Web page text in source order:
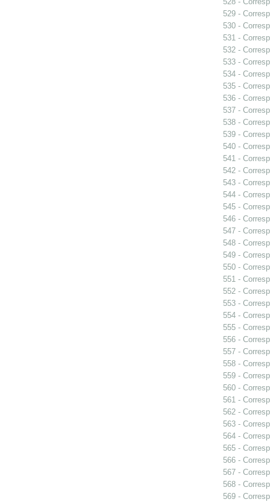
529 -
530 -
531 -
532 -
533 -
534 -
535 -
536 -
537 -
538 -
539 -
540 -
541 -
542 -
543 -
544 -
545 -
546 -
547 -
548 -
549 -
550 -
551 -
552 -
553 -
554 -
555 -
556 -
557 -
558 -
559 -
560 -
561 -
562 -
563 -
564 -
565 -
566 -
567 -
568 -
569 -